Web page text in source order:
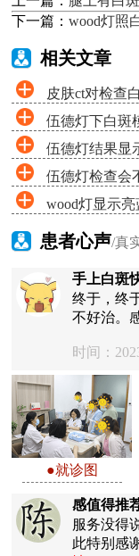
下一篇：wood灯照
相关文章
皮肤ct对检查
伍德灯下白斑
伍德灯结果显
失很少吗伍德灯检查会
成白癜风wood灯显示
患者心声/真
手上白斑
终于，终
不好治。
时间：
●就诊图
感值得推
服务没得
此特别感